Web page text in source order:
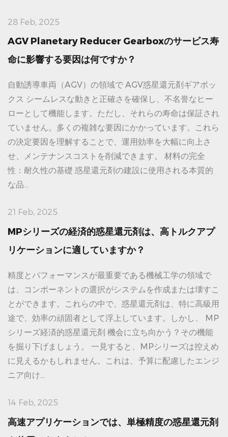
28 Feb, 2025
AGV Planetary Reducer Gearboxのサービス寿
命に影響する要因は何ですか？
自動誘導車両（AGV）の領域で AGV惑星還元剤ギアボッ
クス シームレスな動きと正確さを確保し、不名誉なヒー
ローとして機能します。ただし、それらの寿命は保証され
ていません。多くの複雑な要因にかかっています。これら
の決定要因を理解することで、運用効率を大幅に向上さ
せ、メンテナンスコストを削減できます。 材料の完全
性：耐久性の基礎 惑星還元剤の建設に使用される本質的
な品...
21 Feb, 2025
MPシリーズの経済的惑星還元剤は、高トルクアプ
リケーションに適していますか？
精度とパフォーマンスが最重要である機械工学の領域で
は、コンポーネントの選択がシステムを作成または壊すこ
とができます。これらの中で、惑星還元剤は、特に高級用
途で、効率の頑固者として浮上しています。しかし、 MP
シリーズ経済的惑星還元剤 機会に立ち向かう？その機能
を掘り下げましょう。 一見すると、MPシリーズは控えめ
に見えるかもしれません。これは、予算に配慮したエンジ
ニア向け...
14 Feb, 2025
高速アプリケーションでは、単極精度の惑星還元剤